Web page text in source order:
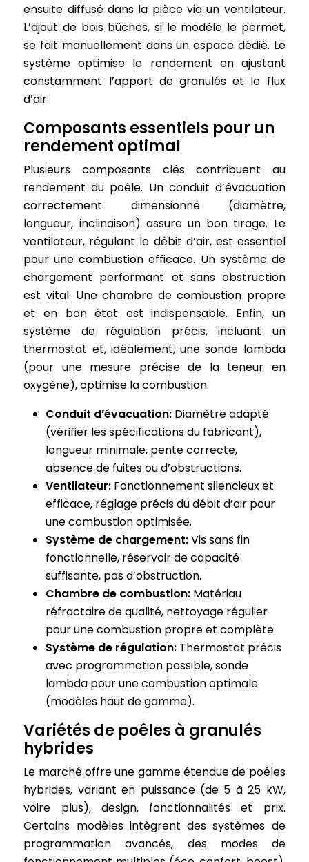
ensuite diffusé dans la pièce via un ventilateur.
L’ajout de bois bûches, si le modèle le permet,
se fait manuellement dans un espace dédié. Le
système optimise le rendement en ajustant
constamment l’apport de granulés et le flux
d’air.
Composants essentiels pour un
rendement optimal
Plusieurs composants clés contribuent au
rendement du poêle. Un conduit d’évacuation
correctement dimensionné (diamètre,
longueur, inclinaison) assure un bon tirage. Le
ventilateur, régulant le débit d’air, est essentiel
pour une combustion efficace. Un système de
chargement performant et sans obstruction
est vital. Une chambre de combustion propre
et en bon état est indispensable. Enfin, un
système de régulation précis, incluant un
thermostat et, idéalement, une sonde lambda
(pour une mesure précise de la teneur en
oxygène), optimise la combustion.
Conduit d’évacuation: Diamètre adapté
(vérifier les spécifications du fabricant),
longueur minimale, pente correcte,
absence de fuites ou d’obstructions.
Ventilateur: Fonctionnement silencieux et
efficace, réglage précis du débit d’air pour
une combustion optimisée.
Système de chargement:Vis sans fin
fonctionnelle, réservoir de capacité
suffisante, pas d’obstruction.
Chambre de combustion: Matériau
réfractaire de qualité, nettoyage régulier
pour une combustion propre et complète.
Système de régulation: Thermostat précis
avec programmation possible, sonde
lambda pour une combustion optimale
(modèles haut de gamme).
Variétés de poêles à granulés
hybrides
Le marché offre une gamme étendue de poêles
hybrides, variant en puissance (de 5 à 25 kW,
voire plus), design, fonctionnalités et prix.
Certains modèles intègrent des systèmes de
programmation avancés, des modes de